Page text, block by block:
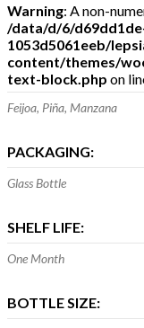
Warning: A non-
/data/d/6/
1053d5061eeb/
content/themes/
text-block.php on
Feijoa, Piña, Manzana
PACKAGING:
Glass Bottle
SHELF LIFE:
One Month
BOTTLE SIZE: